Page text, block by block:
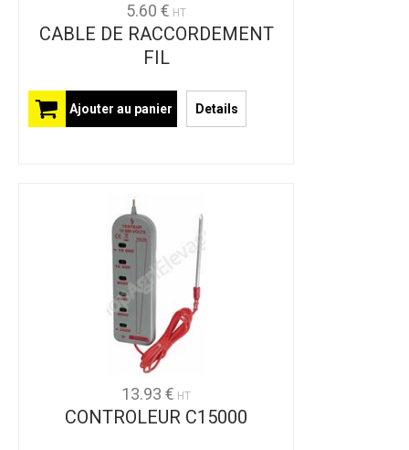
5.60 € HT
CABLE DE RACCORDEMENT
FIL
Ajouter au panier Details
13.93 € HT
CONTROLEUR C15000